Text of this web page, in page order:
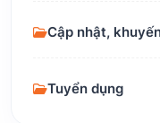
Cập nhật,
Tuyển dụng